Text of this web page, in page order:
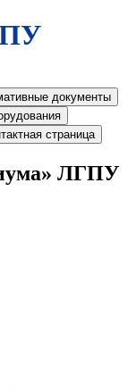
документы
страница
ЛГПУ